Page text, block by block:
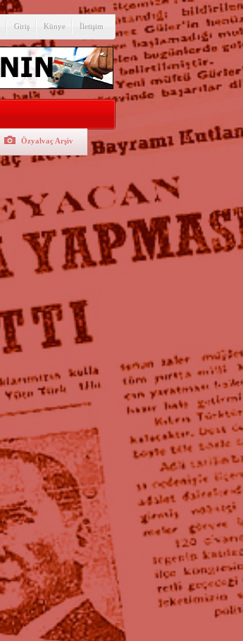
Giriş Künye İletişim
Özyalvaç Arşiv